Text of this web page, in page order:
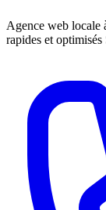
Agence web locale
rapides et